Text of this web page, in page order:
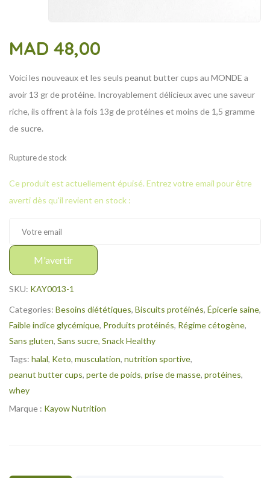
MAD 48,00
Voici les nouveaux et les seuls peanut butter cups au MONDE a
avoir 13 gr de protéine. Incroyablement délicieux avec une saveur
riche, ils offrent à la fois 13g de protéines et moins de 1,5 gramme
de sucre.
Rupture de stock
Ce produit est actuellement épuisé. Entrez votre email pour être
averti dès qu'il revient en stock :
M'avertir
SKU: KAY0013-1
Categories: Besoins diététiques, Biscuits protéinés, Épicerie saine,
Faible indice glycémique, Produits protéinés, Régime cétogène,
Sans gluten, Sans sucre, Snack Healthy
Tags: halal, Keto, musculation, nutrition sportive,
peanut butter cups, perte de poids, prise de masse, protéines,
whey
Marque : Kayow Nutrition